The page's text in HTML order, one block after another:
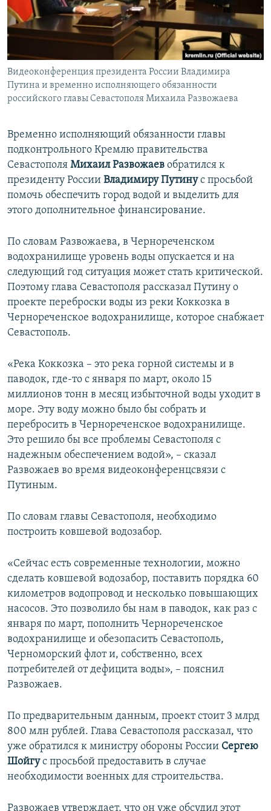
ПОБЕДИТЕЛЕЙ НЕ СУДЯТ?
КРЫМ.НЕПОКОРЕННЫЙ
ELIFBE
УКРАИНСКАЯ ПРОБЛЕМА КРЫМА
ПРИСОЕДИНЯЙТЕСЬ!
Все сайты RFE/RL
Видеоконференция президента России Владимира
Путина и временно исполняющего обязанности
российского главы Севастополя Михаила Развожаева
Временно исполняющий обязанности главы
подконтрольного Кремлю правительства
Севастополя Михаил Развожаев обратился к
президенту России Владимиру Путинус просьбой
помочь обеспечить город водой и выделить для
этого дополнительное финансирование.
По словам Развожаева, в Чернореченском
водохранилище уровень воды опускается и на
следующий год ситуация может стать критической.
Поэтому глава Севастополя рассказал Путину о
проекте переброски воды из реки Коккозка в
Чернореченское водохранилище, которое снабжает
Севастополь.
«Река Коккозка – это река горной системы и в
паводок, где-то с января по март, около 15
миллионов тонн в месяц избыточной воды уходит в
море. Эту воду можно было бы собрать и
перебросить в Чернореченское водохранилище.
Это решило бы все проблемы Севастополя с
надежным обеспечением водой», – сказал
Развожаев во время видеоконференцсвязи с
Путиным.
По словам главы Севастополя, необходимо
построить ковшевой водозабор.
«Сейчас есть современные технологии, можно
сделать ковшевой водозабор, поставить порядка 60
километров водопровод и несколько повышающих
насосов. Это позволило бы нам в паводок, как раз с
января по март, пополнить Чернореченское
водохранилище и обезопасить Севастополь,
Черноморский флот и, собственно, всех
потребителей от дефицита воды», – пояснил
Развожаев.
По предварительным данным, проект стоит 3 млрд
800 млн рублей. Глава Севастополя рассказал, что
уже обратился к министру обороны России Сергею
Шойгус просьбой предоставить в случае
необходимости военных для строительства.
Развожаев утверждает, что он уже обсудил этот